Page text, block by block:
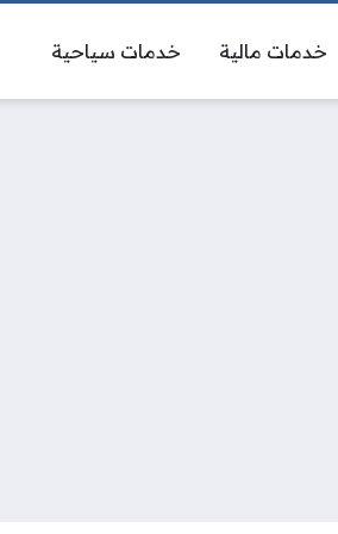
خدمات مالية خدمات سياحية